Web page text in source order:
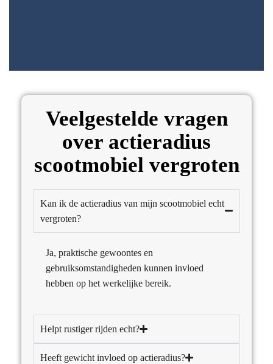
Veelgestelde vragen
over actieradius
scootmobiel vergroten
Kan ik de actieradius van mijn scootmobiel echt
vergroten?
Ja, praktische gewoontes en
gebruiksomstandigheden kunnen invloed
hebben op het werkelijke bereik.
Helpt rustiger rijden echt?
Heeft gewicht invloed op actieradius?